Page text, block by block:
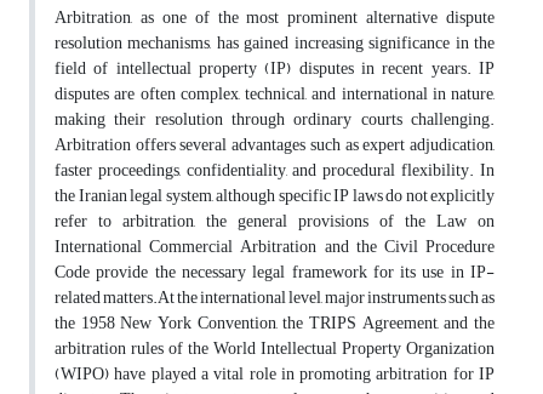
Arbitration, as one of the most prominent alternative dispute
resolution mechanisms, has gained increasing significance in the
field of intellectual property (IP) disputes in recent years. IP
disputes are often complex, technical, and international in nature,
making their resolution through ordinary courts challenging.
Arbitration offers several advantages such as expert adjudication,
faster proceedings, confidentiality, and procedural flexibility. In
the Iranian legal system, although specific IP laws do not explicitly
refer to arbitration, the general provisions of the Law on
International Commercial Arbitration and the Civil Procedure
Code provide the necessary legal framework for its use in IP-
related matters.At the international level, major instruments such as
the 1958 New York Convention, the TRIPS Agreement, and the
arbitration rules of the World Intellectual Property Organization
(WIPO) have played a vital role in promoting arbitration for IP